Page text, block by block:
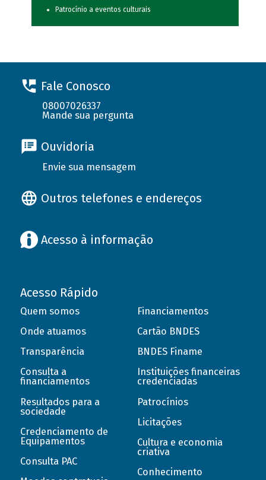
Patrocínio a eventos culturais
Fale Conosco
08007026337
Mande sua pergunta
Ouvidoria
Envie sua mensagem
Outros telefones e endereços
Acesso à informação
Acesso Rápido
Quem somos
Onde atuamos
Transparência
Consulta a
financiamentos
Resultados para a
sociedade
Credenciamento de
Equipamentos
Consulta PAC
Financiamentos
Cartão BNDES
BNDES Finame
Instituições financeiras
credenciadas
Patrocínios
Licitações
Cultura e economia
criativa
Conhecimento